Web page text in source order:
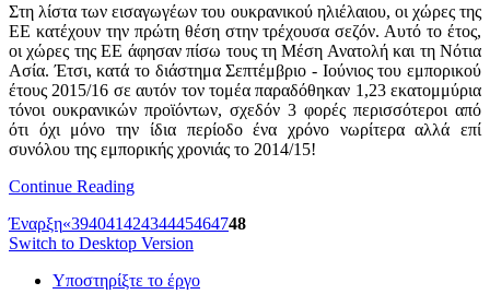
Στη λίστα των εισαγωγέων του ουκρανικού ηλιέλαιου, οι χώρες της
ΕΕ κατέχουν την πρώτη θέση στην τρέχουσα σεζόν. Αυτό το έτος,
οι χώρες της ΕΕ άφησαν πίσω τους τη Μέση Ανατολή και τη Νότια
Ασία. Έτσι, κατά το διάστημα Σεπτέμβριο - Ιούνιος του εμπορικού
έτους 2015/16 σε αυτόν τον τομέα παραδόθηκαν 1,23 εκατομμύρια
τόνοι ουκρανικών προϊόντων, σχεδόν 3 φορές περισσότεροι από
ότι όχι μόνο την ίδια περίοδο ένα χρόνο νωρίτερα αλλά επί
συνόλου της εμπορικής χρονιάς το 2014/15!
Continue Reading
Έναρξη«39404142434445464748
Switch to Desktop Version
Υποστηρίξτε το έργο